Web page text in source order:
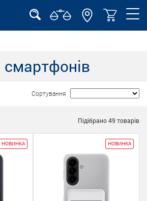
Сортування
Підібрано49 товарів
НОВИНКА НОВИНКА